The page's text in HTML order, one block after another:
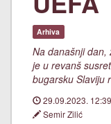
Arhiva
Na današnji
je u revanš
bugarsku Slaviju
29.09.2023. 12:39
Semir Zilić